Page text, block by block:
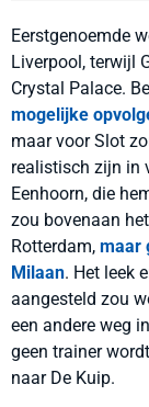
Eerstgenoemde
Liverpool, terwijl
Crystal Palace.
mogelijke
maar voor Slot
realistisch zijn in
Eenhoorn, die
zou bovenaan
Rotterdam, maar
Milaan. Het leek
aangesteld zou
een andere weg
geen trainer
naar De Kuip.